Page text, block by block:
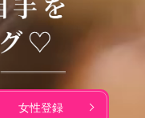
女性登録